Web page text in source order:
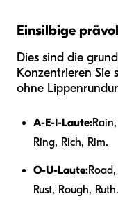
Einsilbige
Dies sind die
Konzentrieren Sie
ohne
A-E-I-Laute:
Ring, Rich, Rim.
O-U-Laute:
Rust, Rough, Ruth.